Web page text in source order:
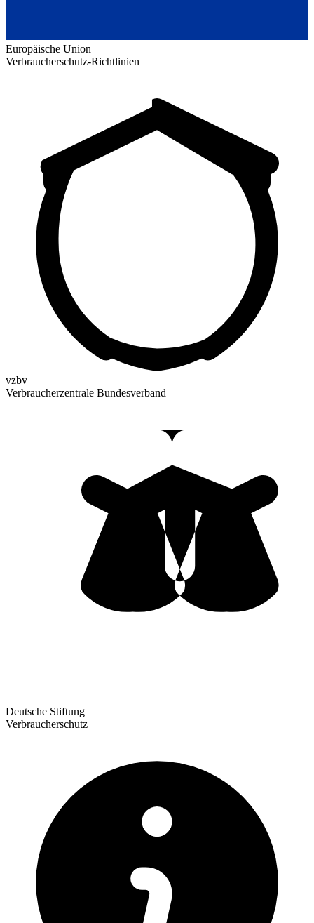
Europäische Union
Verbraucherschutz-Richtlinien
vzbv
Verbraucherzentrale Bundesverband
Deutsche Stiftung
Verbraucherschutz